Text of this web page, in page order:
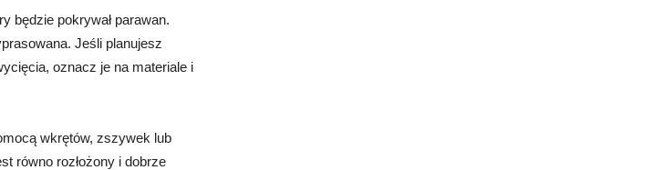
będzie pokrywał parawan.
Jeśli planujesz
oznacz je na materiale i
wkrętów, zszywek lub
równo rozłożony i dobrze